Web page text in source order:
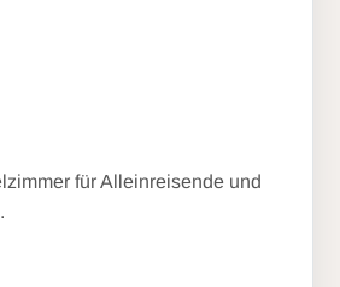
für Alleinreisende und